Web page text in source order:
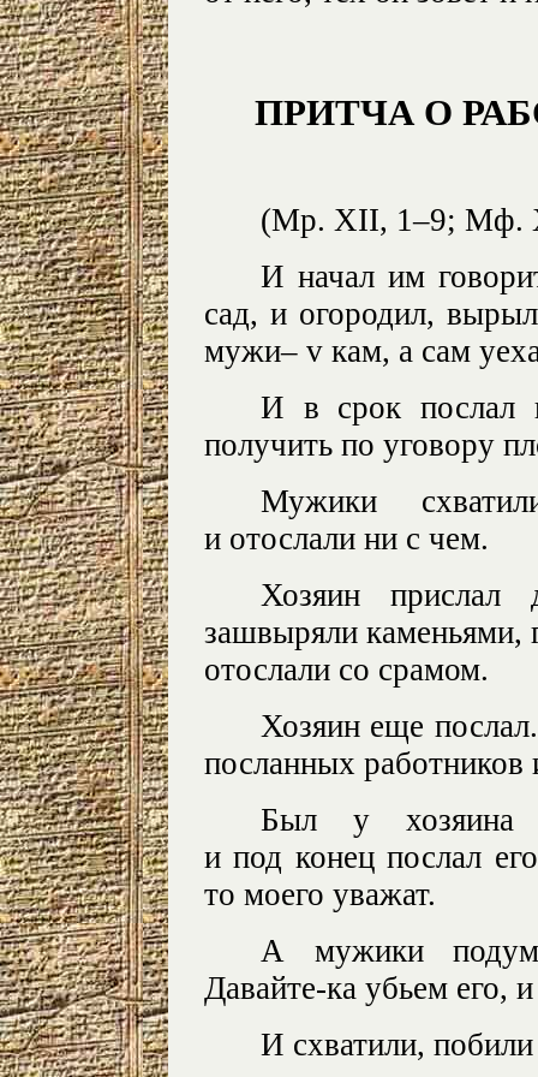
ПРИТЧА О
(Мр. XII, 1–9; Мф.
И начал им
сад, и огородил,
мужи– v кам, а сам
И в срок послал
получить по уговору
Мужики
и отослали ни с чем.
Хозяин прислал
зашвыряли каменьями,
отослали со срамом.
Хозяин еще
посланных работников
Был у
и под конец послал
то моего уважат.
А мужики
Давайте-ка убьем его,
И схватили,